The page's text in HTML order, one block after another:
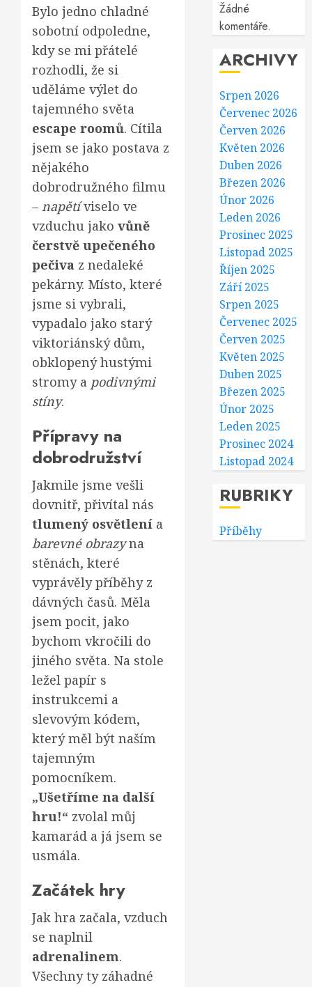
Bylo jedno chladné
sobotní odpoledne,
kdy se mi přátelé
rozhodli, že si
uděláme výlet do
tajemného světa
escape roomů. Cítila
jsem se jako postava z
nějakého
dobrodružného filmu
– napětíviselo ve
vzduchu jako vůně
čerstvě upečeného
pečiva z nedaleké
pekárny. Místo, které
jsme si vybrali,
vypadalo jako starý
viktoriánský dům,
obklopený hustými
stromy a podivnými
stíny.
Přípravy na
dobrodružství
Jakmile jsme vešli
dovnitř, přivítal nás
tlumený osvětlení a
barevné obrazyna
stěnách, které
vyprávěly příběhy z
dávných časů. Měla
jsem pocit, jako
bychom vkročili do
jiného světa. Na stole
ležel papír s
instrukcemi a
slevovým kódem,
který měl být naším
tajemným
pomocníkem.
„Ušetříme na další
hru!“ zvolal můj
kamarád a já jsem se
usmála.
Začátek hry
Jak hra začala, vzduch
se naplnil
adrenalinem.
Všechny ty záhadné
Žádné
komentáře.
ARCHIVY
Srpen 2026
Červenec 2026
Červen 2026
Květen 2026
Duben 2026
Březen 2026
Únor 2026
Leden 2026
Prosinec 2025
Listopad 2025
Říjen 2025
Září 2025
Srpen 2025
Červenec 2025
Červen 2025
Květen 2025
Duben 2025
Březen 2025
Únor 2025
Leden 2025
Prosinec 2024
Listopad 2024
RUBRIKY
Příběhy